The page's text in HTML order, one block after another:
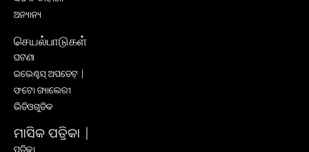
ଅନ୍ୟାନ୍ୟ
செயல்பாடுகள்
ଘଟଣା
ଇଭେଣ୍ଟସ୍ ଅପଡେଟ୍ |
ଫଟୋ ଗ୍ୟାଲେରୀ
ଭିଡିଓଗୁଡିକ
ମାସିକ ପତ୍ରିକା |
ପତ୍ରିକା